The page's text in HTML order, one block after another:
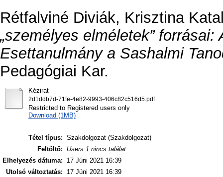
Rétfalviné Diviák, Krisztina
„személyes elméletek”
Esettanulmány a Sashalmi
Pedagógiai Kar.
Kézirat
2d1ddb7d-71fe-4e82-9993-406c82c516d5.pdf
Restricted to Registered users only
Download (1MB)
Tétel típus: Szakdolgozat (Szakdolgozat)
Feltöltő:
Users 1 nincs találat.
Elhelyezés dátuma:
17 Júni 2021 16:39
Utolsó változtatás:
17 Júni 2021 16:39